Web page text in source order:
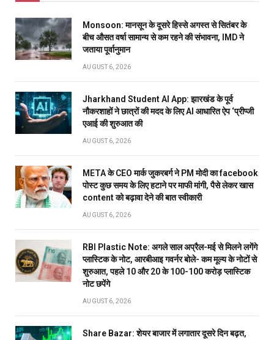
Monsoon: मानसून के दूसरे हिस्से अगस्त से सितंबर के
बीच औसत वर्षा सामान्य से कम रहने की संभावना, IMD ने
जताया पूर्वानुमान
AUGUST 6, 2026
Jharkhand Student AI App: झारखंड के पूर्व
नौकरशाहों ने छात्रों की मदद के लिए AI आधारित ऐप ‘प्रीप्जी
एआई की शुरुआत की
AUGUST 6, 2026
META के CEO मार्क जुकरबर्ग ने PM मोदी का facebook
पोस्ट कुछ समय के लिए हटाने पर माफी मांगी, पैसे लेकर खास
content को बढ़ावा देने की बात स्वीकारी
AUGUST 6, 2026
RBI Plastic Note: अगले साल अप्रैल-मई से मिलने लगेंगे
प्लास्टिक के नोट, आरबीआइ गवर्नर बोले- कम मूल्य के नोटों से
शुरुआत, पहले 10 और 20 के 100-100 करोड़ प्लास्टिक
नोट छपेंगे
AUGUST 6, 2026
Share Bazar: शेयर बाजार में लगातार दूसरे दिन बढ़त,